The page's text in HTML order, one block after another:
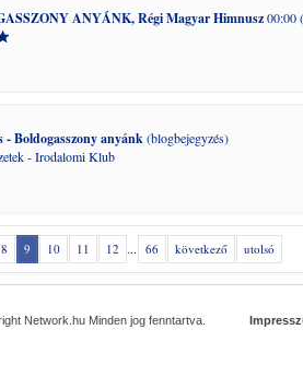
ANYÁNK, Régi Magyar Himnusz00:00
- Boldogasszony anyánk(blogbejegyzés)
- Irodalomi Klub
8 9 10 11 12 ... 66 következő utolsó
Network.hu Minden jog fenntartva.